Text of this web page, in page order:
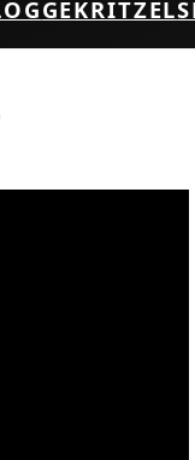
GEKRITZEL